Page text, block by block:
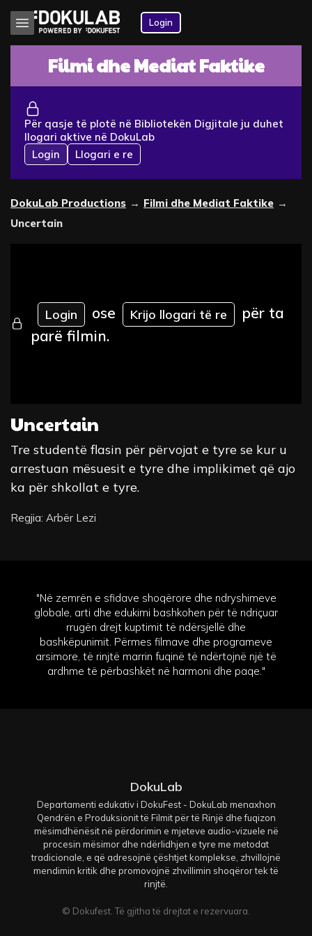
Login
Filmi dhe Mediat Faktike
Për qasje të plotë në Bibliotekën Digjitale ju duhet
llogari aktive në DokuLab
Login
Llogari e re
DokuLab Productions → Filmi dhe Mediat Faktike →
Uncertain
Login ose Krijo llogari të re
për ta
parë filmin.
Uncertain
Tre studentë flasin për përvojat e tyre se kur u
arrestuan mësuesit e tyre dhe implikimet që ajo
ka për shkollat e tyre.
Regjia: Arbër Lezi
"Në zemrën e sfidave shoqërore dhe ndryshimeve
globale, arti dhe edukimi bashkohen për të ndriçuar
rrugën drejt kuptimit të ndërsjellë dhe
bashkëpunimit. Përmes filmave dhe programeve
arsimore, të rinjtë marrin fuqinë të ndërtojnë një të
ardhme të përbashkët në harmoni dhe paqe."
DokuLab
Departamenti edukativ i DokuFest - DokuLab menaxhon
Qendrën e Produksionit të Filmit për të Rinjë dhe fuqizon
mësimdhënësit në përdorimin e mjeteve audio-vizuele në
procesin mësimor dhe ndërlidhjen e tyre me metodat
tradicionale, e që adresojnë çështjet komplekse, zhvillojnë
mendimin kritik dhe promovojnë zhvillimin shoqëror tek të
rinjtë.
© Dokufest. Të gjitha të drejtat e rezervuara.